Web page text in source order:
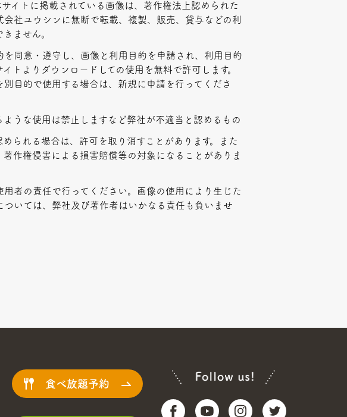
サイトに掲載されている画像は、著作権法上認められた
会社ユウシンに無断で転載、複製、販売、貸与などの利
ません。
を同意・遵守し、画像と利用目的を申請され、利用目的
トよりダウンロードしての使用を無料で許可します。
別目的で使用する場合は、新規に申請を行ってくださ
ような使用は禁止しますなど弊社が不適当と認めるもの
められる場合は、許可を取り消すことがあります。また
著作権侵害による損害賠償等の対象になることがありま
用者の責任で行ってください。画像の使用により生じた
ついては、弊社及び著作者はいかなる責任も負いませ
食べ放題予約